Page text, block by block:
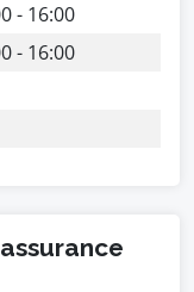
- 16:00
- 16:00